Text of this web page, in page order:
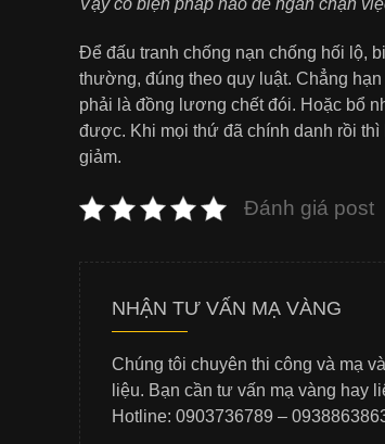
Vậy có biện pháp nào để ngăn chặn
Để đấu tranh chống nạn chống hối lộ,
thường, đúng theo quy luật. Chẳng
phải là đồng lương chết đói. Hoặc bổ
được. Khi mọi thứ đã chính danh rồi
giảm.
Đánh giá post
NHẬN TƯ VẤN MẠ VÀNG
Chúng tôi chuyên thi công và mạ
liệu. Bạn cần tư vấn mạ vàng hay
Hotline: 0903736789 –